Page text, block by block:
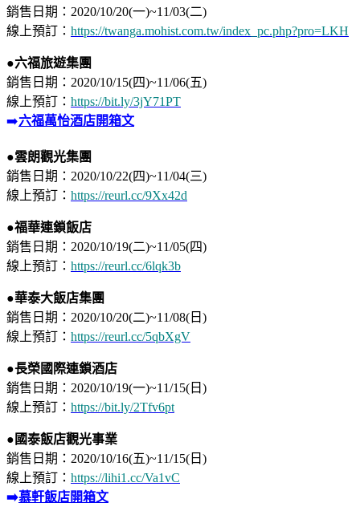
銷售日期：2020/10/20(一)~11/03(二)​
​線上預訂： https://twanga.mohist.com.tw/index_pc.php?pro=LKH
●六福旅遊集團
銷售日期：2020/10/15(四)~11/06(五)
​線上預訂： https://bit.ly/3jY71PT
➡️六福萬怡酒店開箱文
●雲朗觀光集團
銷售日期：2020/10/22(四)~11/04(三)
​線上預訂： https://reurl.cc/9Xx42d
●福華連鎖飯店
銷售日期：2020/10/19(二)~11/05(四)
​線上預訂： https://reurl.cc/6lqk3b
●華泰大飯店集團
銷售日期：2020/10/20(二)~11/08(日)
​線上預訂： https://reurl.cc/5qbXgV
●長榮國際連鎖酒店
銷售日期：2020/10/19(一)~11/15(日)
​線上預訂： https://bit.ly/2Tfv6pt
● 國泰飯店觀光事業
銷售日期：2020/10/16(五)~11/15(日)⁣
線上預訂： https://lihi1.cc/Va1vC
➡️慕軒飯店開箱文